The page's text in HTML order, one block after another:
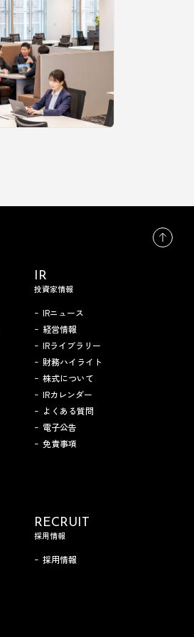
IR
投資家情報
IRニュース
経営情報
IRライブラリー
財務ハイライト
株式について
IRカレンダー
よくある質問
電子公告
免責事項
RECRUIT
採用情報
採用情報